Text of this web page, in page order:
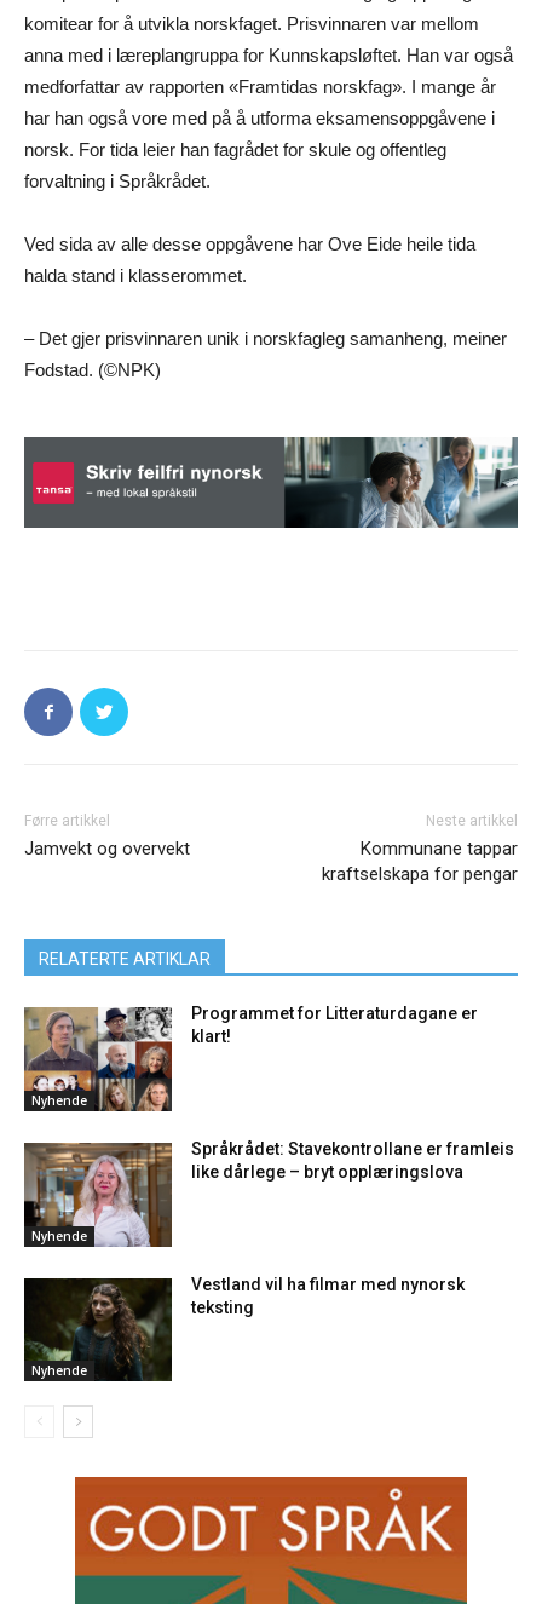
komitear for å utvikla norskfaget. Prisvinnaren var mellom
anna med i læreplangruppa for Kunnskapsløftet. Han var også
medforfattar av rapporten «Framtidas norskfag». I mange år
har han også vore med på å utforma eksamensoppgåvene i
norsk. For tida leier han fagrådet for skule og offentleg
forvaltning i Språkrådet.
Ved sida av alle desse oppgåvene har Ove Eide heile tida
halda stand i klasserommet.
– Det gjer prisvinnaren unik i norskfagleg samanheng, meiner
Fodstad. (©NPK)
Førre artikkel
Jamvekt og overvekt
Neste artikkel
Kommunane tappar
kraftselskapa for pengar
RELATERTE ARTIKLAR
Nyhende
Programmet for Litteraturdagane er
klart!
Nyhende
Språkrådet: Stavekontrollane er framleis
like dårlege – bryt opplæringslova
Nyhende
Vestland vil ha filmar med nynorsk
teksting